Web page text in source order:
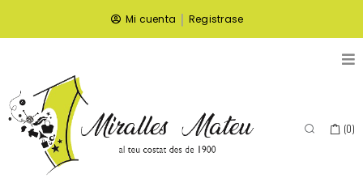
Mi cuenta | Registrase
(0)